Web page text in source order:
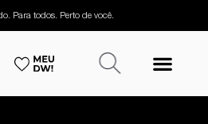
Para todos. Perto de você.